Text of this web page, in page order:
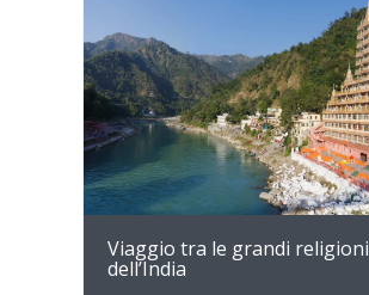
Dettagli
Viaggio tra le grandi religioni
dell’India